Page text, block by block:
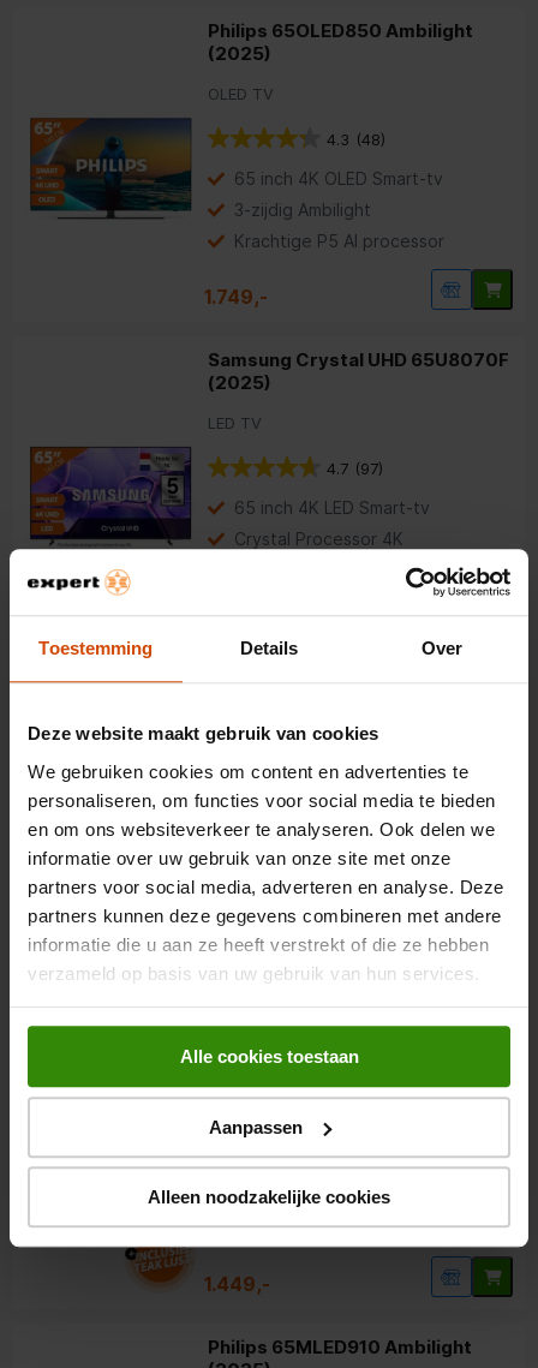
Toestemming Details Over
Deze website maakt gebruik van cookies
We gebruiken cookies om content en advertenties te
personaliseren, om functies voor social media te bieden
en om ons websiteverkeer te analyseren. Ook delen we
informatie over uw gebruik van onze site met onze
partners voor social media, adverteren en analyse. Deze
partners kunnen deze gegevens combineren met andere
informatie die u aan ze heeft verstrekt of die ze hebben
verzameld op basis van uw gebruik van hun services.
Alle cookies toestaan
Aanpassen
Alleen noodzakelijke cookies
Philips 65OLED850 Ambilight
(2025)
OLED TV
4.3 (48)
65 inch 4K OLED Smart-tv
3-zijdig Ambilight
Krachtige P5 AI processor
1.749,-
Samsung Crystal UHD 65U8070F
(2025)
LED TV
4.7 (97)
65 inch 4K LED Smart-tv
Crystal Processor 4K
PurColor-technologie
4.1 (70)
85 inch 4K QLED Smart-tv
3-zijdig Ambilight
Quantum Dot: kleurrijk
1.069,-
5.0
65 inch 4K NEO QLED
Matte Display
Wireless One Connect Box
1.449,-
Philips 65MLED910 Ambilight